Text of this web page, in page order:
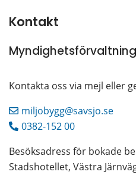
Kontakt
Kontakta oss via mejl eller
miljobygg@savsjo.se
0382-152 00
Besöksadress för bokade
Stadshotellet, Västra